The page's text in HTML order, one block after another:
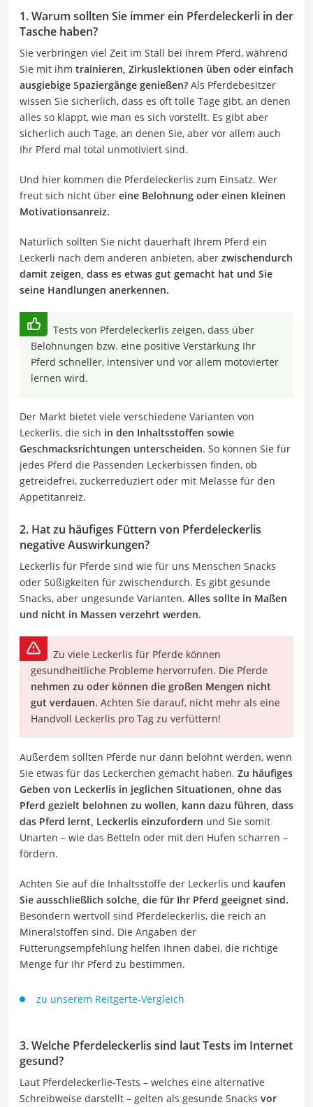
1. Warum sollten Sie immer ein Pferdeleckerli in der
Tasche haben?
Sie verbringen viel Zeit im Stall bei Ihrem Pferd, während
Sie mit ihm trainieren, Zirkuslektionen üben oder einfach
ausgiebige Spaziergänge genießen? Als Pferdebesitzer
wissen Sie sicherlich, dass es oft tolle Tage gibt, an denen
alles so klappt, wie man es sich vorstellt. Es gibt aber
sicherlich auch Tage, an denen Sie, aber vor allem auch
Ihr Pferd mal total unmotiviert sind.
Und hier kommen die Pferdeleckerlis zum Einsatz. Wer
freut sich nicht über eine Belohnung oder einen kleinen
Motivationsanreiz.
Natürlich sollten Sie nicht dauerhaft Ihrem Pferd ein
Leckerli nach dem anderen anbieten, aber zwischendurch
damit zeigen, dass es etwas gut gemacht hat und Sie
seine Handlungen anerkennen.
Tests von Pferdeleckerlis zeigen, dass über
Belohnungen bzw. eine positive Verstärkung Ihr
Pferd schneller, intensiver und vor allem motovierter
lernen wird.
Der Markt bietet viele verschiedene Varianten von
Leckerlis, die sich in den Inhaltsstoffen sowie
Geschmacksrichtungen unterscheiden. So können Sie für
jedes Pferd die Passenden Leckerbissen finden, ob
getreidefrei, zuckerreduziert oder mit Melasse für den
Appetitanreiz.
2. Hat zu häufiges Füttern von Pferdeleckerlis
negative Auswirkungen?
Leckerlis für Pferde sind wie für uns Menschen Snacks
oder Süßigkeiten für zwischendurch. Es gibt gesunde
Snacks, aber ungesunde Varianten. Alles sollte in Maßen
und nicht in Massen verzehrt werden.
Zu viele Leckerlis für Pferde können
gesundheitliche Probleme hervorrufen. Die Pferde
nehmen zu oder können die großen Mengen nicht
gut verdauen. Achten Sie darauf, nicht mehr als eine
Handvoll Leckerlis pro Tag zu verfüttern!
Außerdem sollten Pferde nur dann belohnt werden, wenn
Sie etwas für das Leckerchen gemacht haben. Zu häufiges
Geben von Leckerlis in jeglichen Situationen, ohne das
Pferd gezielt belohnen zu wollen, kann dazu führen, dass
das Pferd lernt, Leckerlis einzufordern und Sie somit
Unarten – wie das Betteln oder mit den Hufen scharren –
fördern.
Achten Sie auf die Inhaltsstoffe der Leckerlis und kaufen
Sie ausschließlich solche, die für Ihr Pferd geeignet sind.
Besondern wertvoll sind Pferdeleckerlis, die reich an
Mineralstoffen sind. Die Angaben der
Fütterungsempfehlung helfen Ihnen dabei, die richtige
Menge für Ihr Pferd zu bestimmen.
zu unserem Reitgerte-Vergleich
3. Welche Pferdeleckerlis sind laut Tests im Internet
gesund?
Laut Pferdeleckerlie-Tests – welches eine alternative
Schreibweise darstellt – gelten als gesunde Snacks vor